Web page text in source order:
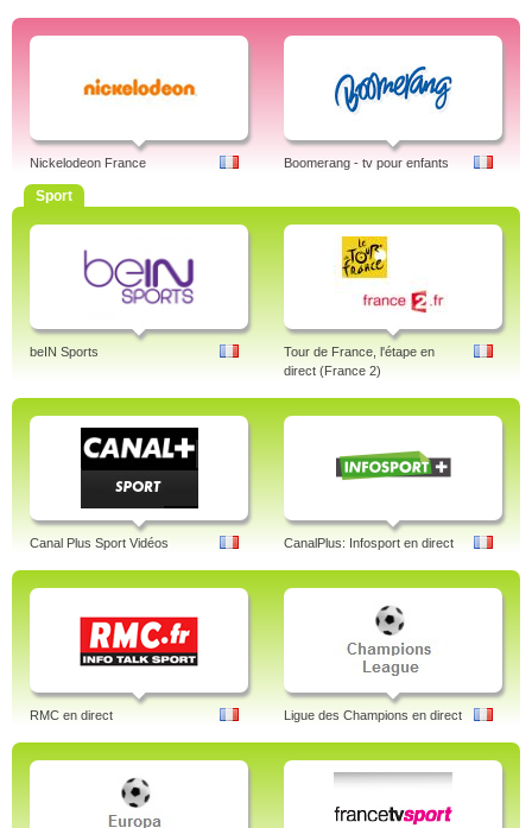
Nickelodeon France Boomerang - tv pour enfants
Sport
beIN Sports
Tour de France, l'étape en
direct (France 2)
Canal Plus Sport Vidéos CanalPlus: Infosport en direct
RMC en direct Ligue des Champions en direct